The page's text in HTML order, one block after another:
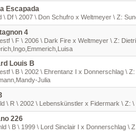
Escapada
\ Df \ 2007 \ Don Schufro x Weltmeyer \ Z:
4
\ F \ 2006 \ Dark Fire x Weltmeyer \ Z:
Louis B
\ B \ 2002 \ Ehrentanz I x Donnerschlag \
Julia
\ R \ 2002 \ Lebenskünstler x Fidermark \ Z: \
226
\ B \ 1999 \ Lord Sinclair I x Donnerschlag \